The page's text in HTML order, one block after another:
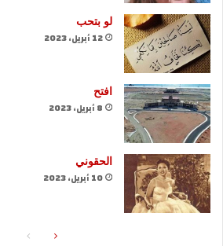
لو بتحب
12 أبريل، 2023
افتح
8 أبريل، 2023
الحقوني
10 أبريل، 2023
الصفحةالصفحة